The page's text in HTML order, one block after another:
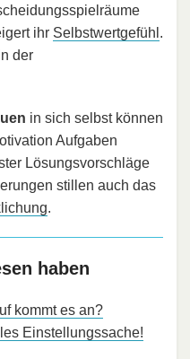
ihr Selbstwertgefühl .
der
in sich selbst können
Aufgaben
Lösungsvorschläge
stillen auch das
.
haben
kommt es an?
Einstellungssache!